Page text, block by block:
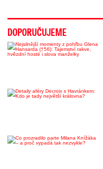
DOPORUČUJEME